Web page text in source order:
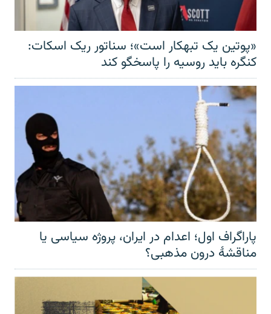
«پوتین یک تبهکار است»؛ سناتور ریک اسکات:
کنگره باید روسیه را پاسخگو کند
پاراگراف اول؛ اعدام در ایران، پروژه سیاسی یا
مناقشهٔ درون مذهبی؟